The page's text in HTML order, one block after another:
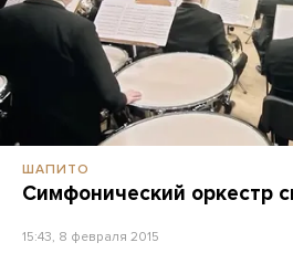
ШАПИТО
Симфонический оркестр
15:43, 8 февраля 2015